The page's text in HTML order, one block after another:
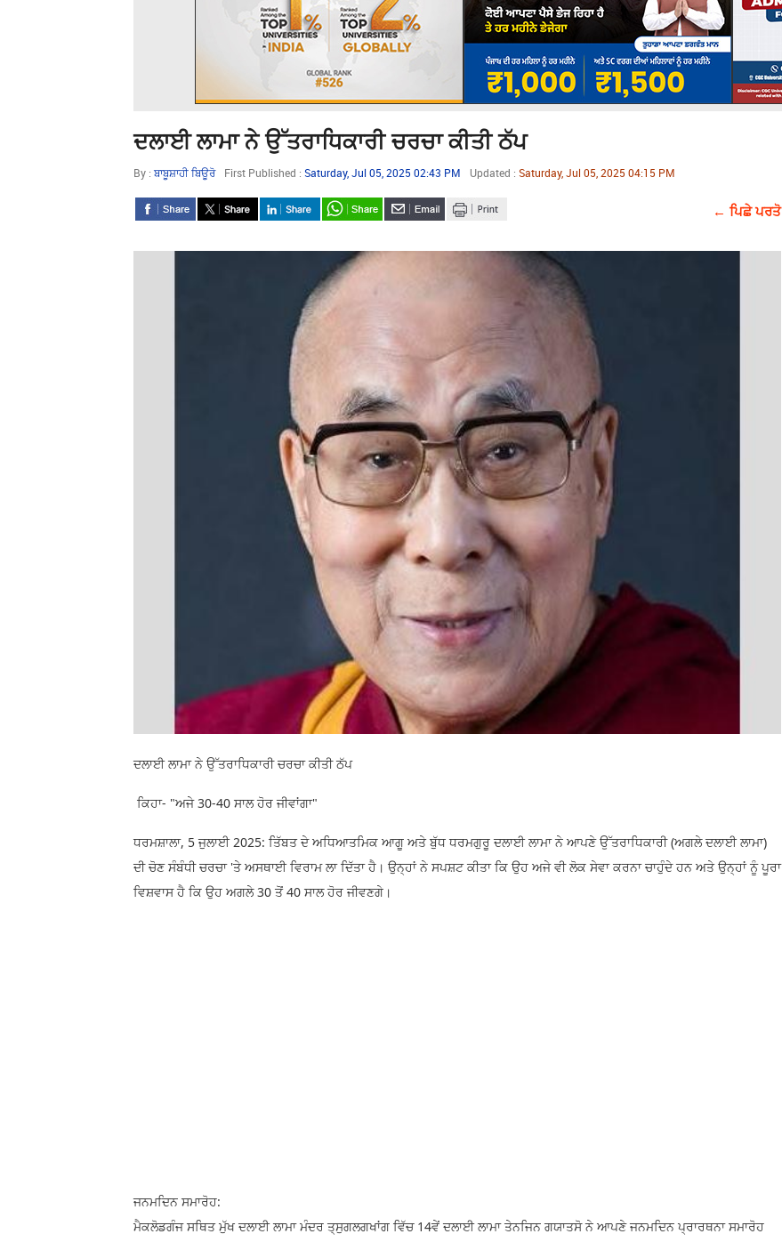
ਦਲਾਈ ਲਾਮਾ ਨੇ ਉੱਤਰਾਧਿਕਾਰੀ ਚਰਚਾ ਕੀਤੀ ਠੱਪ
By : ਬਾਬੂਸ਼ਾਹੀ ਬਿਊਰੋ First Published : Saturday, Jul 05, 2025 02:43 PM Updated : Saturday, Jul 05, 2025 04:15 PM
← ਪਿਛੇ ਪਰਤੋ
ਦਲਾਈ ਲਾਮਾ ਨੇ ਉੱਤਰਾਧਿਕਾਰੀ ਚਰਚਾ ਕੀਤੀ ਠੱਪ
ਕਿਹਾ- "ਅਜੇ 30-40 ਸਾਲ ਹੋਰ ਜੀਵਾਂਗਾ"
ਧਰਮਸ਼ਾਲਾ, 5 ਜੁਲਾਈ 2025: ਤਿੱਬਤ ਦੇ ਅਧਿਆਤਮਿਕ ਆਗੂ ਅਤੇ ਬੁੱਧ ਧਰਮਗੁਰੂ ਦਲਾਈ ਲਾਮਾ ਨੇ ਆਪਣੇ ਉੱਤਰਾਧਿਕਾਰੀ (ਅਗਲੇ ਦਲਾਈ ਲਾਮਾ)
ਦੀ ਚੋਣ ਸੰਬੰਧੀ ਚਰਚਾ 'ਤੇ ਅਸਥਾਈ ਵਿਰਾਮ ਲਾ ਦਿੱਤਾ ਹੈ। ਉਨ੍ਹਾਂ ਨੇ ਸਪਸ਼ਟ ਕੀਤਾ ਕਿ ਉਹ ਅਜੇ ਵੀ ਲੋਕ ਸੇਵਾ ਕਰਨਾ ਚਾਹੁੰਦੇ ਹਨ ਅਤੇ ਉਨ੍ਹਾਂ ਨੂੰ ਪੂਰਾ
ਵਿਸ਼ਵਾਸ ਹੈ ਕਿ ਉਹ ਅਗਲੇ 30 ਤੋਂ 40 ਸਾਲ ਹੋਰ ਜੀਵਣਗੇ।
ਜਨਮਦਿਨ ਸਮਾਰੋਹ:
ਮੈਕਲੋਡਗੰਜ ਸਥਿਤ ਮੁੱਖ ਦਲਾਈ ਲਾਮਾ ਮੰਦਰ ਤ੍ਸੁਗਲਗਖਾਂਗ ਵਿੱਚ 14ਵੇਂ ਦਲਾਈ ਲਾਮਾ ਤੇਨਜਿਨ ਗਯਾਤਸੋ ਨੇ ਆਪਣੇ ਜਨਮਦਿਨ ਪ੍ਰਾਰਥਨਾ ਸਮਾਰੋਹ